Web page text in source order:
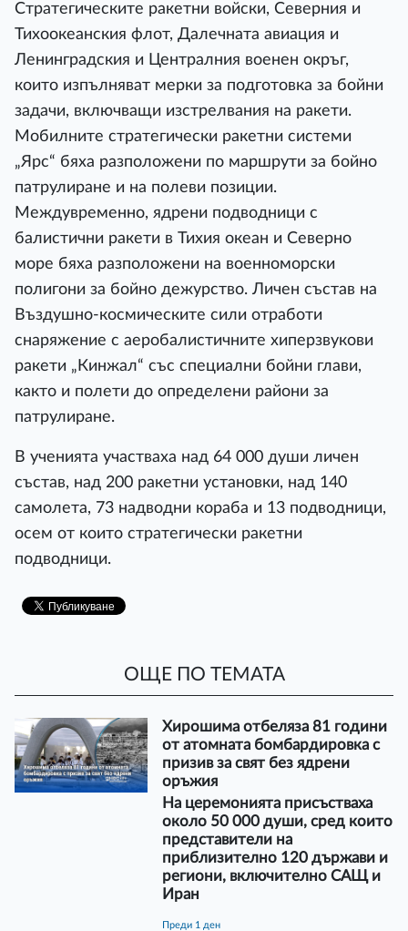
Стратегическите ракетни войски, Северния и
Тихоокеанския флот, Далечната авиация и
Ленинградския и Централния военен окръг,
които изпълняват мерки за подготовка за бойни
задачи, включващи изстрелвания на ракети.
Мобилните стратегически ракетни системи
„Ярс“ бяха разположени по маршрути за бойно
патрулиране и на полеви позиции.
Междувременно, ядрени подводници с
балистични ракети в Тихия океан и Северно
море бяха разположени на военноморски
полигони за бойно дежурство. Личен състав на
Въздушно-космическите сили отработи
снаряжение с аеробалистичните хиперзвукови
ракети „Кинжал“ със специални бойни глави,
както и полети до определени райони за
патрулиране.
В ученията участваха над 64 000 души личен
състав, над 200 ракетни установки, над 140
самолета, 73 надводни кораба и 13 подводници,
осем от които стратегически ракетни
подводници.
ОЩЕ ПО ТЕМАТА
Хирошима отбеляза 81 години
от атомната бомбардировка с
призив за свят без ядрени
оръжия
На церемонията присъстваха
около 50 000 души, сред които
представители на
приблизително 120 държави и
региони, включително САЩ и
Иран
преди 1 ден